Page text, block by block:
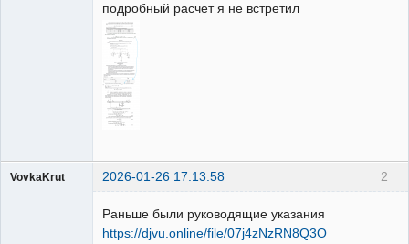
подробный расчет я не встретил
2
VovkaKrut 2026-01-26 17:13:58
Раньше были руководящие указания
https://djvu.online/file/07j4zNzRN8Q3O